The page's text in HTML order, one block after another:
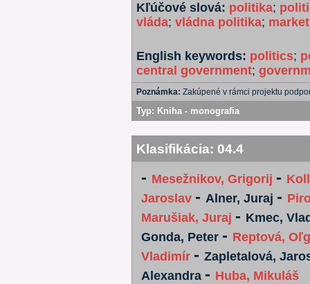
Kľúčové slová: politika;
vláda; vládna politika;
English keywords: politics;
central government;
Poznámka: Zakúpené v rámci projektu
Typ: Kniha - monografia
Klasifikácia: 04.4
- Mesežnikov, Grigorij -
Jaroslav - Alner, Juraj -
Marušiak, Juraj - Kmec,
Gonda, Peter - Reptová,
Vladimír - Zapletalová,
Alexandra - Huba, Mikuláš